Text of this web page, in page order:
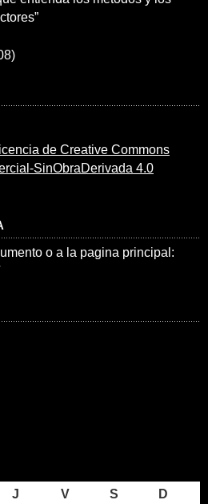
licencia de Creative Commons
SinObraDerivada 4.0
o a la pagina principal:
J V S
D